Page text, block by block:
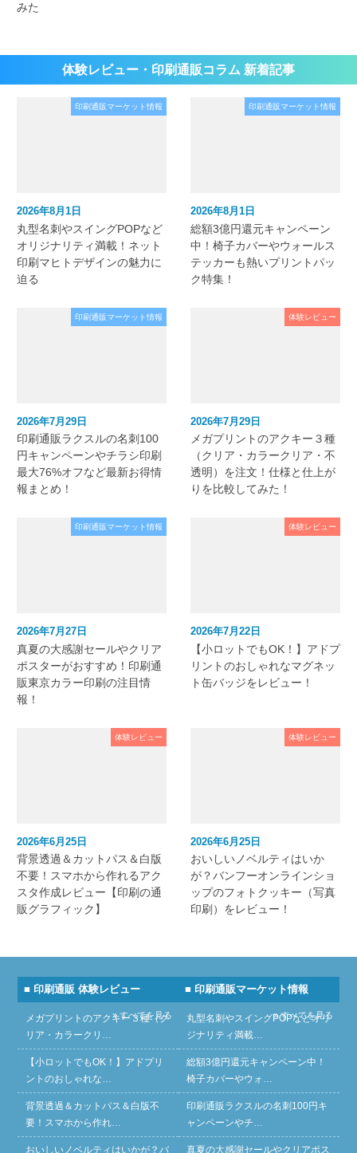
みた
体験レビュー・印刷通販コラム 新着記事
印刷通販マーケット情報
2026年8月1日
丸型名刺やスイングPOPなど
オリジナリティ満載！ネット
印刷マヒトデザインの魅力に
迫る
印刷通販マーケット情報
2026年8月1日
総額3億円還元キャンペーン
中！椅子カバーやウォールス
テッカーも熱いプリントパッ
ク特集！
印刷通販マーケット情報
2026年7月29日
印刷通販ラクスルの名刺100
円キャンペーンやチラシ印刷
最大76%オフなど最新お得情
報まとめ！
体験レビュー
2026年7月29日
メガプリントのアクキー３種
（クリア・カラークリア・不
透明）を注文！仕様と仕上が
りを比較してみた！
印刷通販マーケット情報
2026年7月27日
真夏の大感謝セールやクリア
ポスターがおすすめ！印刷通
販東京カラー印刷の注目情
報！
体験レビュー
2026年7月22日
【小ロットでもOK！】アドプ
リントのおしゃれなマグネッ
ト缶バッジをレビュー！
体験レビュー
2026年6月25日
背景透過＆カットパス＆白版
不要！スマホから作れるアク
スタ作成レビュー【印刷の通
販グラフィック】
体験レビュー
2026年6月25日
おいしいノベルティはいか
が？バンフーオンラインショ
ップのフォトクッキー（写真
印刷）をレビュー！
■ 印刷通販 体験レビュー
» すべてを見る
メガプリントのアクキー３種（ク
リア・カラークリ…
【小ロットでもOK！】アドプリ
ントのおしゃれな…
背景透過＆カットパス＆白版不
要！スマホから作れ…
おいしいノベルティはいかが？バ
■ 印刷通販マーケット情報
» すべてを見る
丸型名刺やスイングPOPなどオリ
ジナリティ満載…
総額3億円還元キャンペーン中！
椅子カバーやウォ…
印刷通販ラクスルの名刺100円キ
ャンペーンやチ…
真夏の大感謝セールやクリアポス